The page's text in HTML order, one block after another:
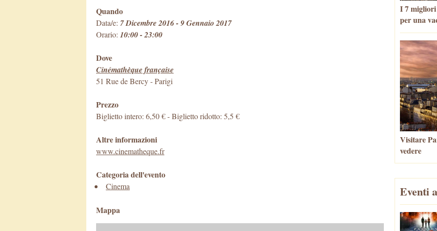
Quando
Data/e: 7 Dicembre 2016 - 9 Gennaio 2017
Orario: 10:00 - 23:00
Dove
Cinémathèque française
51 Rue de Bercy-Parigi
Prezzo
Biglietto intero: 6,50 € - Biglietto ridotto: 5,5 €
Altre informazioni
www.cinematheque.fr
Categoria dell'evento
Cinema
Mappa
I 7
per una
Visitare
vedere
Eventi